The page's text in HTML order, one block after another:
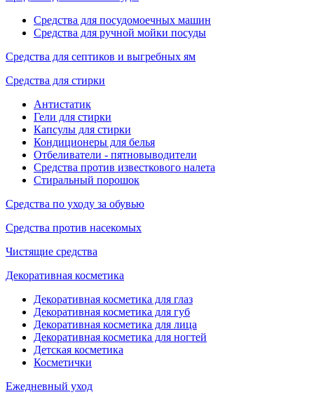
Средства для посудомоечных машин
Средства для ручной мойки посуды
Средства для септиков и выгребных ям
Средства для стирки
Антистатик
Гели для стирки
Капсулы для стирки
Кондиционеры для белья
Отбеливатели - пятновыводители
Средства против известкового налета
Стиральный порошок
Средства по уходу за обувью
Средства против насекомых
Чистящие средства
Декоративная косметика
Декоративная косметика для глаз
Декоративная косметика для губ
Декоративная косметика для лица
Декоративная косметика для ногтей
Детская косметика
Косметички
Ежедневный уход